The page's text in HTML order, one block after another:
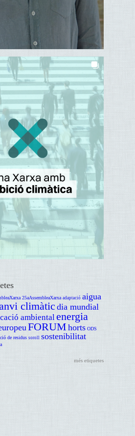
25aAssembleaXarxa adaptació aigua
climàticdia mundial
ambientalenergia
FORUM horts ODS
de residus soroll sostenibilitat
més etiquetes